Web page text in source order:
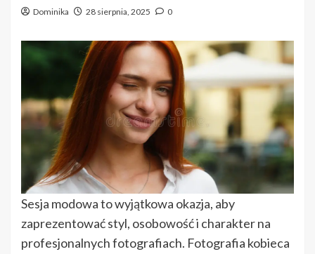
Dominika 28 sierpnia, 2025 0
Sesja modowa to wyjątkowa okazja, aby
zaprezentować styl, osobowość i charakter na
profesjonalnych fotografiach. Fotografia kobieca